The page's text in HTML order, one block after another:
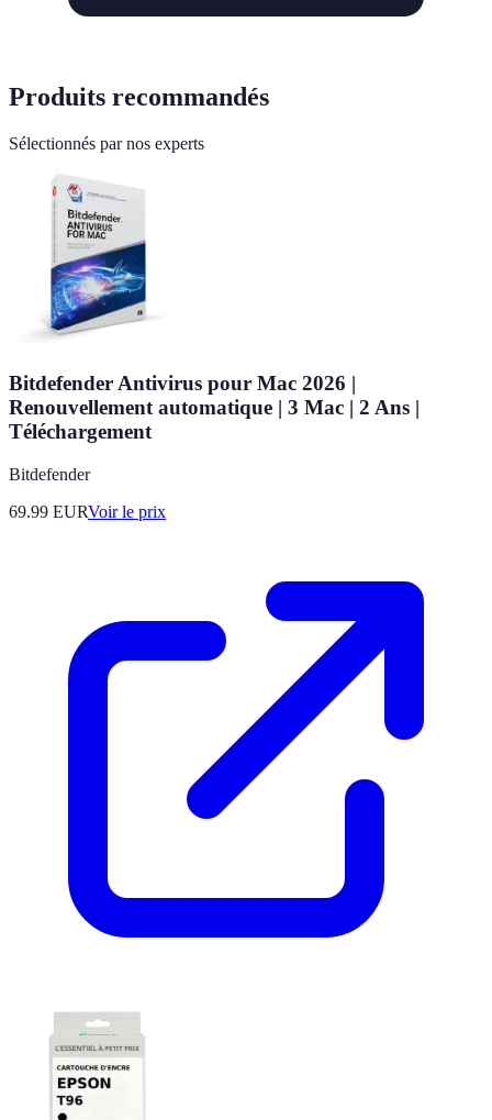
Produits recommandés
Sélectionnés par nos experts
Bitdefender Antivirus pour Mac 2026 |
Renouvellement automatique | 3 Mac | 2 Ans |
Téléchargement
Bitdefender
69.99 EURVoir le prix